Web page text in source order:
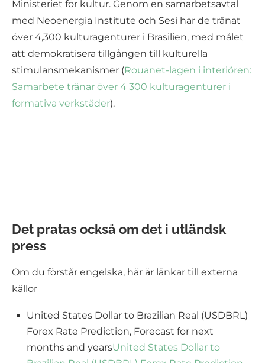
Ministeriet för kultur. Genom en samarbetsavtal
med Neoenergia Institute och Sesi har de tränat
över 4,300 kulturagenturer i Brasilien, med målet
att demokratisera tillgången till kulturella
stimulansmekanismer (Rouanet-lagen i interiören:
Samarbete tränar över 4 300 kulturagenturer i
formativa verkstäder).
Det pratas också om det i utländsk
press
Om du förstår engelska, här är länkar till externa
källor
United States Dollar to Brazilian Real (USDBRL)